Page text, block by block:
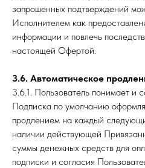
запрошенных подтверждений
Исполнителем как
информации и повлечь
настоящей Офертой.
3.6. Автоматическое
3.6.1. Пользователь понимает и
Подписка по умолчанию
продлением на каждый
наличии действующей
суммы денежных средств для
подписки и согласия